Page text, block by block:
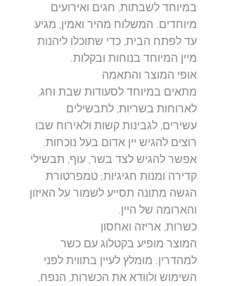
במיוחד לשבתות, חגים ואירועים
מיוחדים. המשלוח מהיר ואמין, מגיע
עד לפתח הבית, כדי שתוכלו ליהנות
מיין המיוחד בנוחות ובקלות.
אופי המוצר והתאמה
מתאים במיוחד לסעודות שבת וחג,
לארוחות בשריות, לתבשילים
עשירים, לגבינות קשות ולאירוח שבו
רוצים להגיש יין אדום בעל נוכחות.
אפשר להגיש לצד בשר, עוף, תבשילי
קדירה ומנות חגיגיות; טמפרטורת
הגשה מתונה תסייע לשמור על האיזון
והארומה של היין.
כשרות, אריזה ואחסון
המוצר מופיע בקטלוג עם כשר
למהדרין. מומלץ לעיין בתווית לפני
השימוש ולוודא את הכשרות, הנפח,